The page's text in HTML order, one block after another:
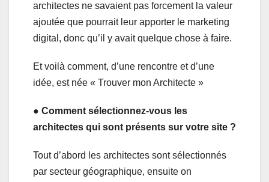
architectes ne savaient pas forcement la valeur
ajoutée que pourrait leur apporter le marketing
digital, donc qu’il y avait quelque chose à faire.
Et voilà comment, d’une rencontre et d’une
idée, est née « Trouver mon Architecte »
● Comment sélectionnez-vous les
architectes qui sont présents sur votre site ?
Tout d’abord les architectes sont sélectionnés
par secteur géographique, ensuite on